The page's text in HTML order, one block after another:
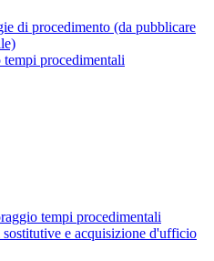
di procedimento (da pubblicare
procedimentali
tempi procedimentali
e acquisizione d'ufficio